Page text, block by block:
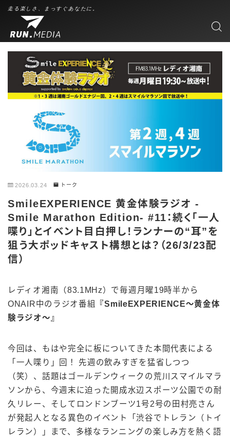
走る楽しさ、まっすぐあなたに。
2026.03.24 トーク
SmileEXPERIENCE 黄金体験ラジオ -
Smile Marathon Edition- #11：続く「一人
喋り」とイベント目白押し！ランナーの“耳”を
狙う大ポッドキャスト構想とは？（26/3/23配
信）
レディオ湘南（83.1MHz）で毎週月曜19時半から
ONAIR中のラジオ番組
『SmileEXPERIENCE～黄金体
験ラジオ～』
今回は、もはや完全に板についてきた本間代表による
「一人喋り」回！ 先週の飲みすぎを猛省しつつ
（笑）、話題はゴールデンウィークの荒川スマイルマラ
ソンから、今週末に迫った開成水辺スポーツ公園での耐
久リレー、そしてロンドンブーツ1号2号の田村亮さん
が発起人となる異色のイベント「渋谷でトレラン（トイ
レラン）」まで、多様なランニングの楽しみ方を熱く語